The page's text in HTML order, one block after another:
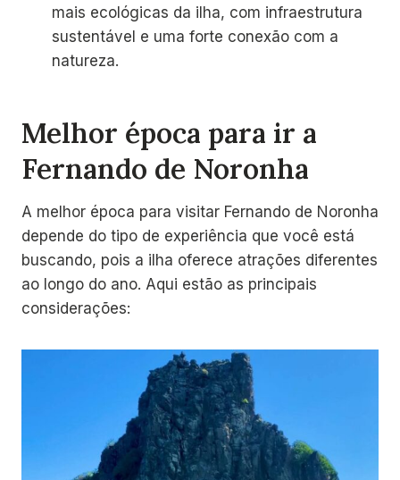
mais ecológicas da ilha, com infraestrutura
sustentável e uma forte conexão com a
natureza.
Melhor época para ir a
Fernando de Noronha
A melhor época para visitar Fernando de Noronha
depende do tipo de experiência que você está
buscando, pois a ilha oferece atrações diferentes
ao longo do ano. Aqui estão as principais
considerações: